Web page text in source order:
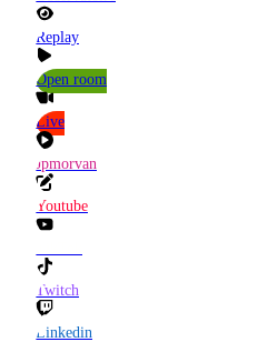
Replay
Open room
Live
Jpmorvan
Youtube
Twitch
Linkedin